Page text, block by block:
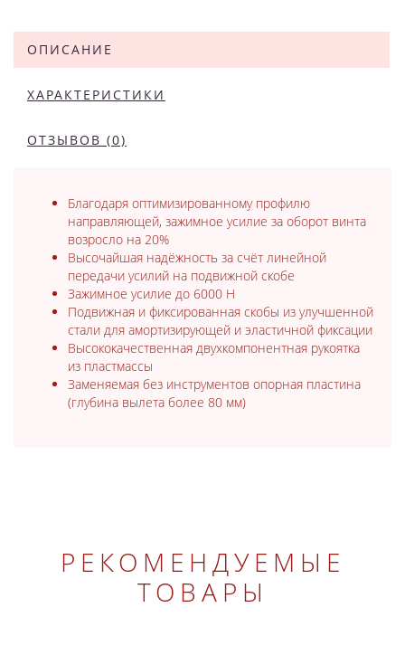
ОПИСАНИЕ
ХАРАКТЕРИСТИКИ
ОТЗЫВОВ (0)
Благодаря оптимизированному профилю
направляющей, зажимное усилие за оборот винта
возросло на 20%
Высочайшая надёжность за счёт линейной
передачи усилий на подвижной скобе
Зажимное усилие до 6000 Н
Подвижная и фиксированная скобы из улучшенной
стали для амортизирующей и эластичной фиксации
Высококачественная двухкомпонентная рукоятка
из пластмассы
Заменяемая без инструментов опорная пластина
(глубина вылета более 80 мм)
РЕКОМЕНДУЕМЫЕ
ТОВАРЫ